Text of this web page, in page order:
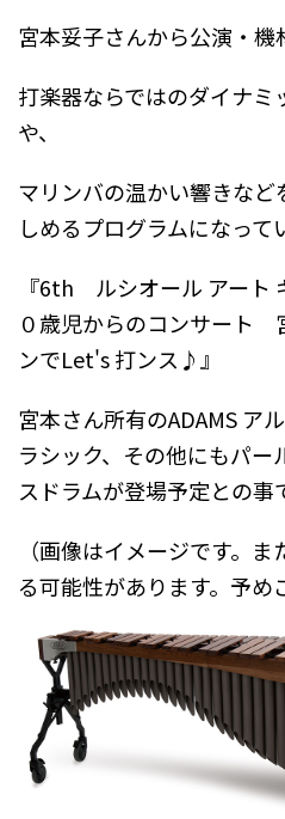
宮本妥子さんから公演・機
打楽器ならではのダイナ
や、
マリンバの温かい響きな
しめるプログラムになって
『6th ルシオール アート
０歳児からのコンサート
ンでLet's 打ンス♪』
宮本さん所有のADAMS ア
ラシック、その他にもパ
スドラムが登場予定との事
（画像はイメージです。
る可能性があります。予め